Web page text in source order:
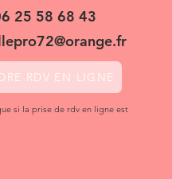
25 58 68 43
RDV EN LIGNE
si la prise de rdv en ligne est